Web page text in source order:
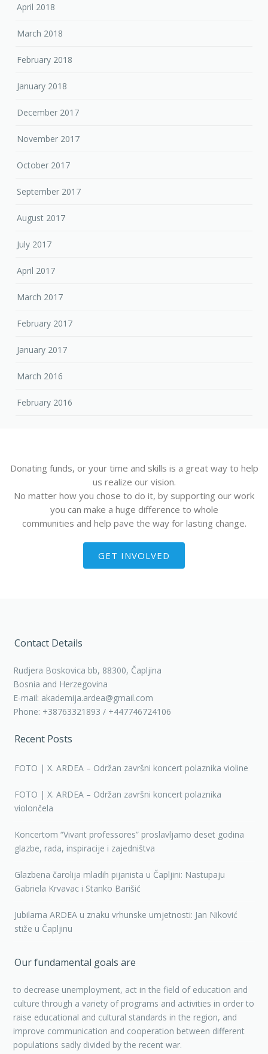
April 2018
March 2018
February 2018
January 2018
December 2017
November 2017
October 2017
September 2017
August 2017
July 2017
April 2017
March 2017
February 2017
January 2017
March 2016
February 2016
Donating funds, or your time and skills is a great way to help
us realize our vision.
No matter how you chose to do it, by supporting our work
you can make a huge difference to whole
communities and help pave the way for lasting change.
GET INVOLVED
Contact Details
Rudjera Boskovica bb, 88300, Čapljina
Bosnia and Herzegovina
E-mail: akademija.ardea@gmail.com
Phone: +38763321893 / +447746724106
Recent Posts
FOTO | X. ARDEA – Održan završni koncert polaznika violine
FOTO | X. ARDEA – Održan završni koncert polaznika
violončela
Koncertom “Vivant professores” proslavljamo deset godina
glazbe, rada, inspiracije i zajedništva
Glazbena čarolija mladih pijanista u Čapljini: Nastupaju
Gabriela Krvavac i Stanko Barišić
Jubilarna ARDEA u znaku vrhunske umjetnosti: Jan Niković
stiže u Čapljinu
Our fundamental goals are
to decrease unemployment, act in the field of education and
culture through a variety of programs and activities in order to
raise educational and cultural standards in the region, and
improve communication and cooperation between different
populations sadly divided by the recent war.